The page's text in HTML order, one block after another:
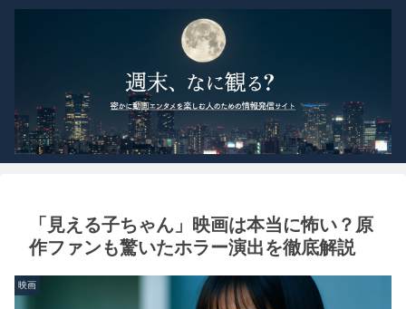
「見える子ちゃん」映画は本当に怖い？原
作ファンも驚いたホラー演出を徹底解説
映画